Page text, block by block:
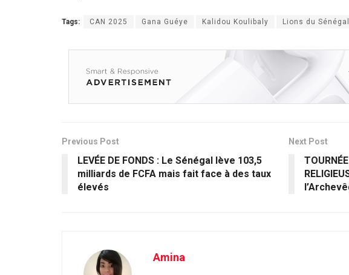
Tags: CAN 2025 Gana Guéye Kalidou Koulibaly Lions du Sénégal
Previous Post
LEVÉE DE FONDS : Le Sénégal lève 103,5
milliards de FCFA mais fait face à des taux
élevés
Next Post
Amina